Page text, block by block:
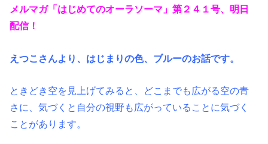
メルマガ「はじめてのオーラソーマ」第２４１号、明日
配信！
えつこさんより、はじまりの色、ブルーのお話です。
ときどき空を見上げてみると、どこまでも広がる空の青
さに、気づくと自分の視野も広がっていることに気づく
ことがあります。